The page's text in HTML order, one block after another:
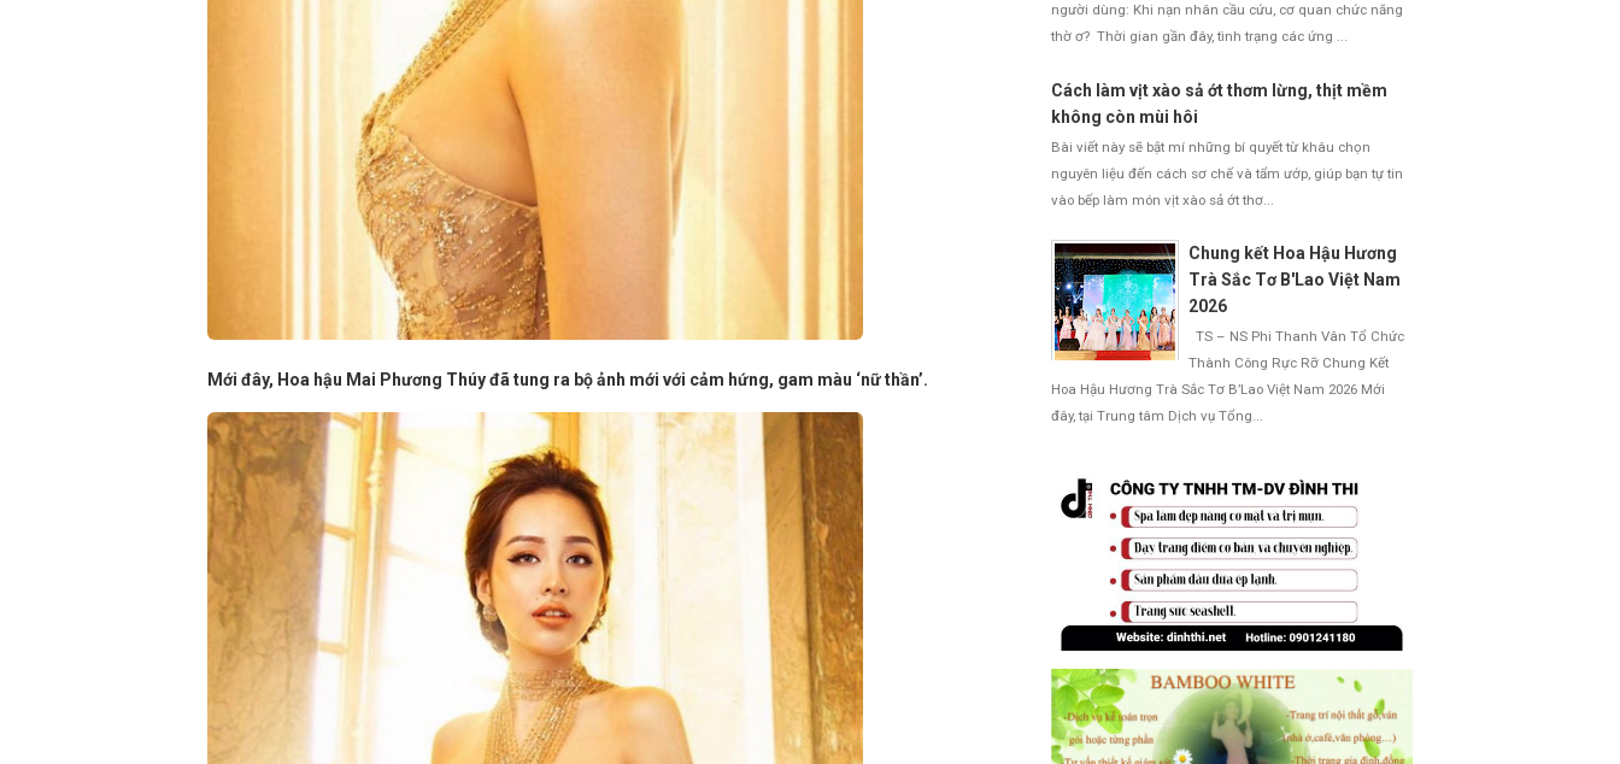
Mới đây, Hoa hậu Mai Phương Thúy đã tung ra bộ ảnh mới với cảm hứng, gam màu ‘nữ thần’.
người dùng: Khi nạn nhân cầu cứu, cơ quan chức năng
thờ ơ? Thời gian gần đây, tình trạng các ứng ...
Cách làm vịt xào sả ớt thơm lừng, thịt mềm
không còn mùi hôi
Bài viết này sẽ bật mí những bí quyết từ khâu chọn
nguyên liệu đến cách sơ chế và tẩm ướp, giúp bạn tự tin
vào bếp làm món vịt xào sả ớt thơ...
Chung kết Hoa Hậu Hương
Trà Sắc Tơ B'Lao Việt Nam
2026
TS – NS Phi Thanh Vân Tổ Chức
Thành Công Rực Rỡ Chung Kết
Hoa Hậu Hương Trà Sắc Tơ B’Lao Việt Nam 2026 Mới
đây, tại Trung tâm Dịch vụ Tổng...